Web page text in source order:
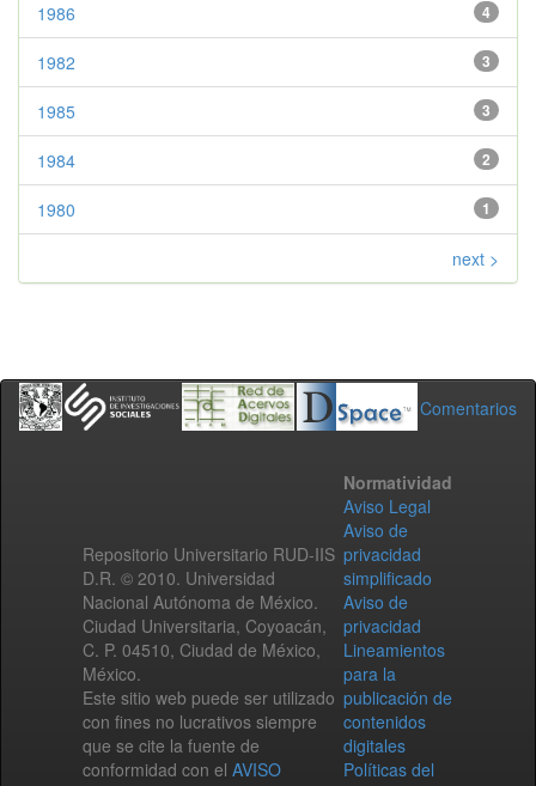
4
1986
3
1982
3
1985
2
1984
1
1980
next >
Comentarios
Repositorio Universitario RUD-IIS
D.R. © 2010. Universidad
Nacional Autónoma de México.
Ciudad Universitaria, Coyoacán,
C. P. 04510, Ciudad de México,
México.
Este sitio web puede ser utilizado
con fines no lucrativos siempre
que se cite la fuente de
conformidad con el AVISO
Normatividad
Aviso Legal
Aviso de
privacidad
simplificado
Aviso de
privacidad
Lineamientos
para la
publicación de
contenidos
digitales
Políticas del